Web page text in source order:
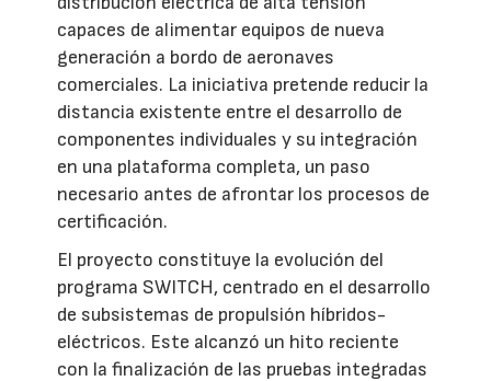
capaces de alimentar equipos de nueva
generación a bordo de aeronaves
comerciales. La iniciativa pretende reducir la
distancia existente entre el desarrollo de
componentes individuales y su integración
en una plataforma completa, un paso
necesario antes de afrontar los procesos de
certificación.
El proyecto constituye la evolución del
programa SWITCH, centrado en el desarrollo
de subsistemas de propulsión híbridos-
eléctricos. Este alcanzó un hito reciente
con la finalización de las pruebas integradas